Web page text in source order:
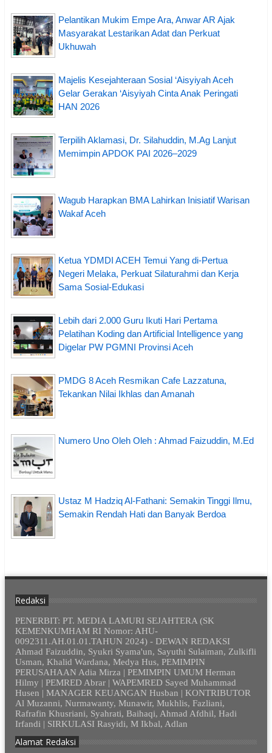
Pelantikan Mukim Empe Ara, Anwar AR Ajak
Masyarakat Lestarikan Adat dan Perkuat
Ukhuwah
Majelis Kesejahteraan Sosial ‘Aisyiyah Aceh
Gelar Gerakan ‘Aisyiyah Cinta Anak Peringati
HAN 2026
Terpilih Aklamasi, Dr. Silahuddin, M.Ag Lanjut
Memimpin APDOK PAI 2026–2029
Wagub Harapkan BMA Lahirkan Inisiatif Warisan
Wakaf Aceh
Ketua YDMDI ACEH Temui Yang di-Pertua
Negeri Melaka, Perkuat Silaturahmi dan Kerja
Sama Sosial-Edukasi
Lebih dari 2.000 Guru Ikuti Hari Pertama
Pelatihan Koding dan Artificial Intelligence yang
Digelar PW PGMNI Provinsi Aceh
PMDG 8 Aceh Resmikan Cafe Lazzatuna,
Tekankan Nilai Ikhlas dan Amanah
Numero Uno Oleh Oleh : Ahmad Faizuddin, M.Ed
Ustaz M Hadziq Al-Fathani: Semakin Tinggi Ilmu,
Semakin Rendah Hati dan Banyak Berdoa
Redaksi
PENERBIT: PT. MEDIA LAMURI SEJAHTERA (SK
KEMENKUMHAM RI Nomor: AHU-
0092311.AH.01.01.TAHUN 2024) - DEWAN REDAKSI
Ahmad Faizuddin, Syukri Syama'un, Sayuthi Sulaiman, Zulkifli
Usman, Khalid Wardana, Medya Hus, PEMIMPIN
PERUSAHAAN Adia Mirza | PEMIMPIN UMUM Herman
Hilmy | PEMRED Abrar | WAPEMRED Sayed Muhammad
Husen | MANAGER KEUANGAN Husban | KONTRIBUTOR
Al Muzanni, Nurmawanty, Munawir, Mukhlis, Fazliani,
Rafrafin Khusriani, Syahrati, Baihaqi, Ahmad Afdhil, Hadi
Irfandi | SIRKULASI Rasyidi, M Ikbal, Adlan
Alamat Redaksi